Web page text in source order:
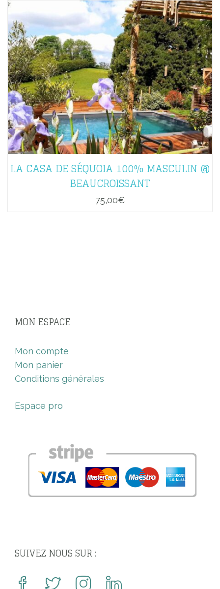
LA CASA DE SÉQUOIA 100% MASCULIN @
BEAUCROISSANT
75,00€
MON ESPACE
Mon compte
Mon panier
Conditions générales
Espace pro
SUIVEZ NOUS SUR :